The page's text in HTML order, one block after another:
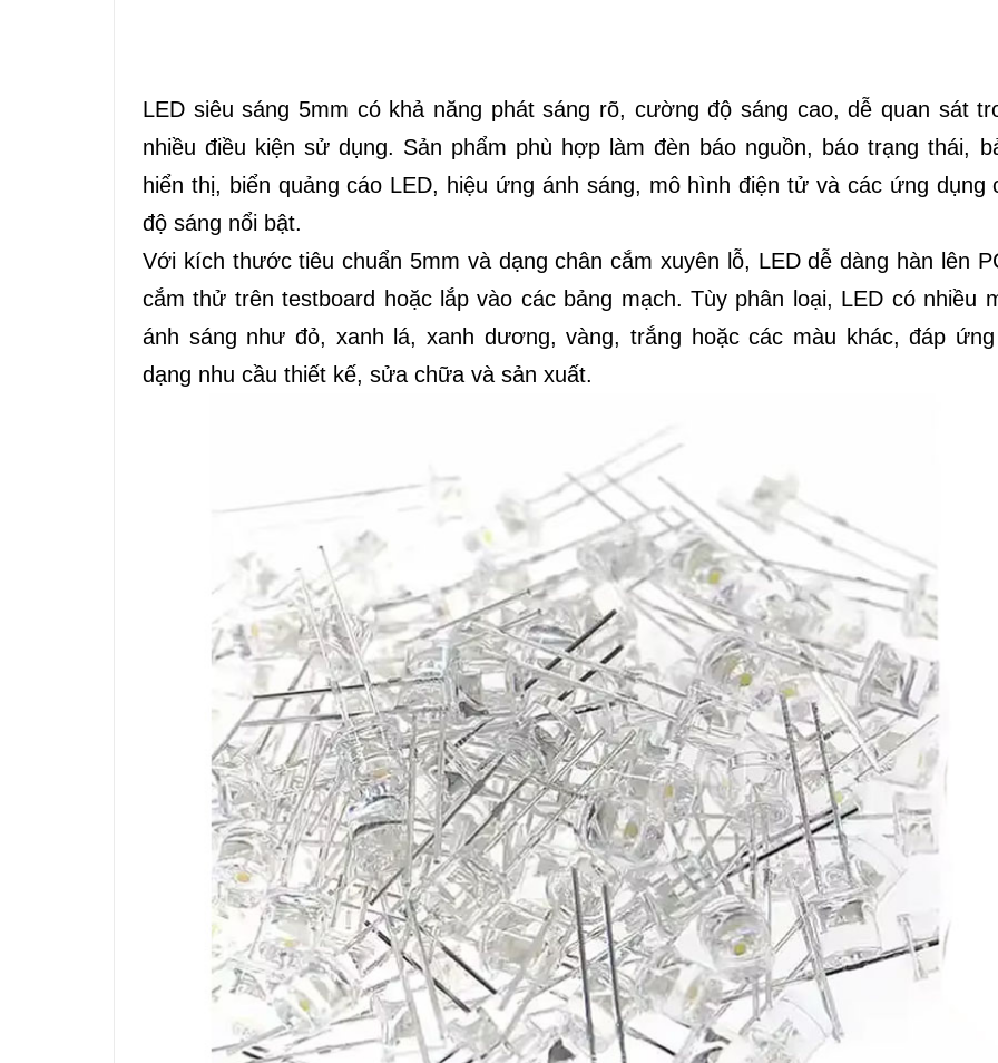
LED siêu sáng 5mm có khả năng phát sáng rõ, cường độ sáng cao, dễ quan sát
nhiều điều kiện sử dụng. Sản phẩm phù hợp làm đèn báo nguồn, báo trạng thái,
hiển thị, biển quảng cáo LED, hiệu ứng ánh sáng, mô hình điện tử và các ứng dụng
độ sáng nổi bật.
Với kích thước tiêu chuẩn 5mm và dạng chân cắm xuyên lỗ, LED dễ dàng hàn lên
cắm thử trên testboard hoặc lắp vào các bảng mạch. Tùy phân loại, LED có nhiều
ánh sáng như đỏ, xanh lá, xanh dương, vàng, trắng hoặc các màu khác, đáp
dạng nhu cầu thiết kế, sửa chữa và sản xuất.